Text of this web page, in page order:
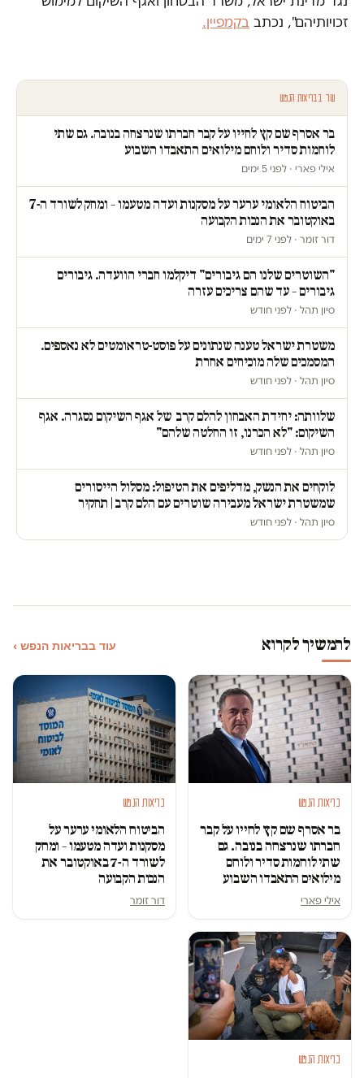
זכויותיהם", נכתב בקמפיין.
עוד בבריאות הנפש
בר אסרף שם קץ לחייו על קבר חברתו שנרצחה בנובה. גם שתי
לוחמות סדיר ולוחם מילואים התאבדו השבוע
אילי פארי · לפני 5 ימים
הביטוח הלאומי ערער על מסקנות ועדה מטעמו – ומחק לשורד ה-7
באוקטובר את הנכות הקבועה
דור זומר · לפני 7 ימים
"השוטרים שלנו הם גיבורים" דיקלמו חברי הוועדה. גיבורים
גיבורים – עד שהם צריכים עזרה
סיון תהל · לפני חודש
משטרת ישראל טענה שנתונים על פוסט-טראומטים לא נאספים.
המסמכים שלה מוכיחים אחרת
סיון תהל · לפני חודש
שלוותה: יחידת האבחון להלם קרב של אגף השיקום נסגרה. אגף
השיקום: "לא הכרנו, זו החלטה שלהם"
סיון תהל · לפני חודש
לוקחים את הנשק, מדליפים את הטיפול: מסלול הייסורים
שמשטרת ישראל מעבירה שוטרים עם הלם קרב | תחקיר
סיון תהל · לפני חודש
להמשיך לקרוא עוד בבריאות הנפש ›
בריאות הנפש
בר אסרף שם קץ לחייו על קבר
חברתו שנרצחה בנובה. גם
שתי לוחמות סדיר ולוחם
מילואים התאבדו השבוע
אילי פארי
בריאות הנפש
הביטוח הלאומי ערער על
מסקנות ועדה מטעמו – ומחק
לשורד ה-7 באוקטובר את
הנכות הקבועה
דור זומר
בריאות הנפש